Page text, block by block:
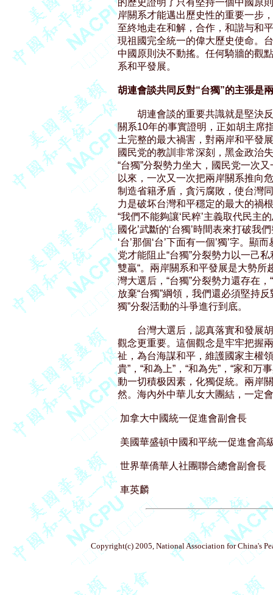
的歷史證明了只有堅持一個中國原
岸關系才能邁出歷史性的重要一步
至終地走在和解，合作，和諧与和
現祖國完全統一的偉大歷史使命。
中國原則決不動搖。任何騎牆的觀
系和平發展。
胡連會談共同反對“台獨”的主張是
胡連會談的重要共識就是堅
關系10年的事實證明，正如胡主席
土完整的最大禍害，對兩岸和平發
國民党的教訓非常深刻，黑金政治
“台獨”分裂勢力坐大，國民党一次
以來，一次又一次把兩岸關系推向
制造省籍矛盾，貪污腐敗，使台灣
力是破坏台灣和平穩定的最大的禍
“我們不能夠讓‘民粹’主義取代民主
國化’武斷的‘台獨’時間表來打破我
‘台’那個‘台’下面有一個’獨’字。
党才能阻止“台獨”分裂勢力以一己
雙贏“。兩岸關系和平發展是大勢
灣大選后，“台獨”分裂勢力還存在
放棄“台獨”綱領，我們還必須堅持
獨”分裂活動的斗爭進行到底。
台灣大選后，認真落實和發
觀念更重要。這個觀念是牢牢把握
祉，為台海謀和平，維護國家主權
貴”，“和為上”，“和為先”，“家和
動一切積极因素，化獨促統。兩岸
然。海內外中華儿女大團結，一定
加拿大中國統一促進會副會長
美國華盛頓中國和平統一促進會高
世界華僑華人社團聯合總會副會長
Copyright(c) 2005, National Association for China's